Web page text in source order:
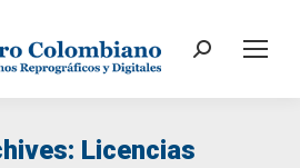
Search:
Licencias